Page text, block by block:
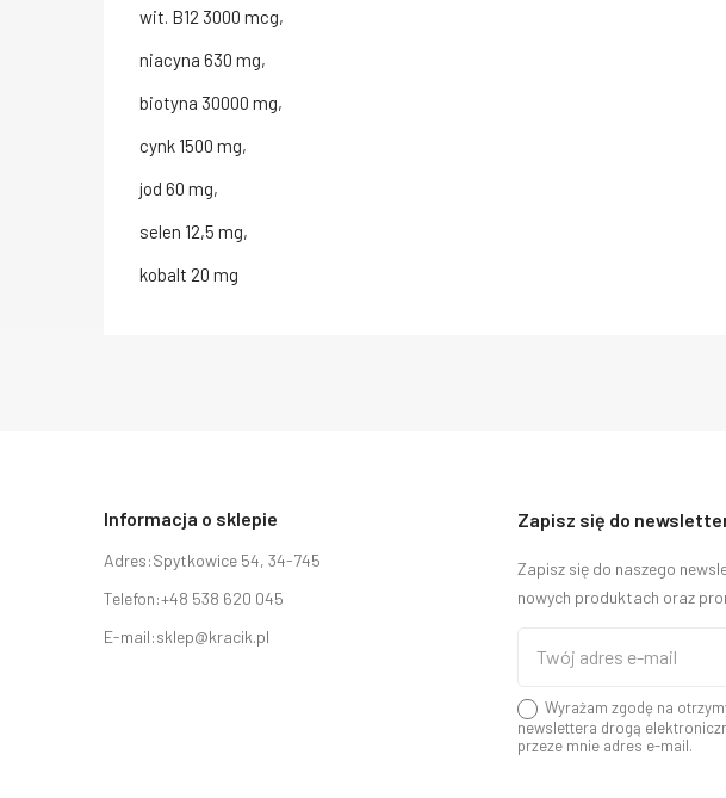
wit. B12 3000 mcg,
niacyna 630 mg,
biotyna 30000 mg,
cynk 1500 mg,
jod 60 mg,
selen 12,5 mg,
kobalt 20 mg
Informacja o sklepie
Adres:Spytkowice 54, 34-745
Telefon:+48 538 620 045
E-mail:sklep@kracik.pl
Zapisz się do
Zapisz się do naszego
nowych produktach oraz
Wyrażam zgodę na
newslettera drogą
przeze mnie adres e-mail.